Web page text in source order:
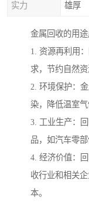
实力 雄厚
金属回收的用途
1. 资源再利用
求，节约自然资
2. 环境保护：
染，降低温室气
3. 工业生产：
品，如汽车零
4. 经济价值：
收行业和相关
本。